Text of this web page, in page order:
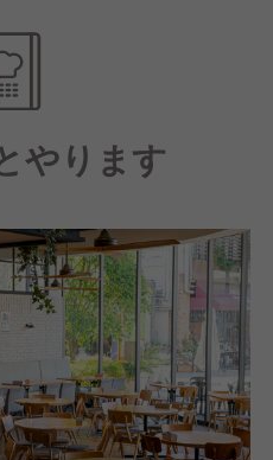
いるため、その分お任せ
えていきます。会社の成
成長できる環境づくりも
やります